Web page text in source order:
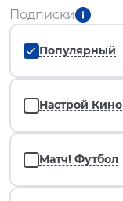
Подписки
Популярный
Настрой Кино
Матч! Футбол